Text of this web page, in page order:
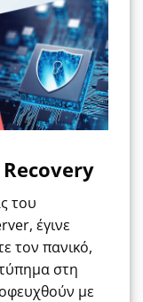
του
έγινε
τον πανικό,
στη
με